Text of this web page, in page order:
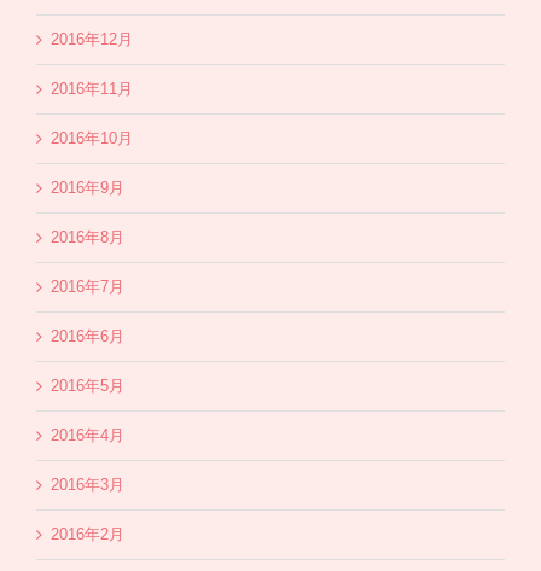
2016年12月
2016年11月
2016年10月
2016年9月
2016年8月
2016年7月
2016年6月
2016年5月
2016年4月
2016年3月
2016年2月